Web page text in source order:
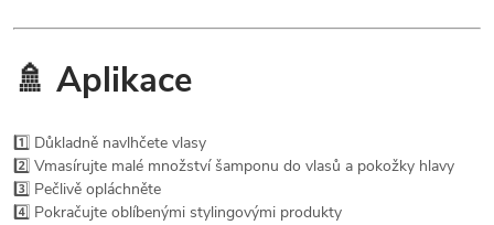
🚿 Aplikace
1️⃣ Důkladně navlhčete vlasy
2️⃣ Vmasírujte malé množství šamponu do vlasů a pokožky hlavy
3️⃣ Pečlivě opláchněte
4️⃣ Pokračujte oblíbenými stylingovými produkty